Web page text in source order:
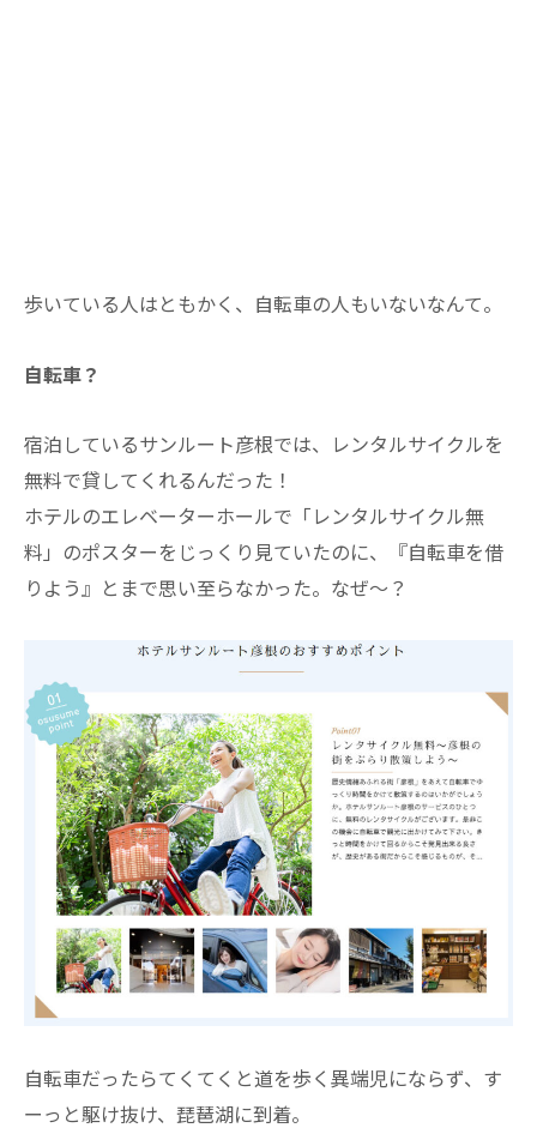
歩いている人はともかく、自転車の人もいないなんて。
自転車？
宿泊しているサンルート彦根では、レンタルサイクルを
無料で貸してくれるんだった！
ホテルのエレベーターホールで「レンタルサイクル無
料」のポスターをじっくり見ていたのに、『自転車を借
りよう』とまで思い至らなかった。なぜ～？
自転車だったらてくてくと道を歩く異端児にならず、す
ーっと駆け抜け、琵琶湖に到着。